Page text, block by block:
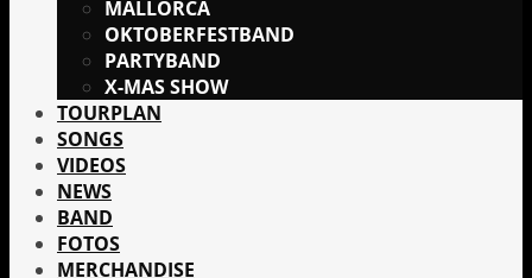
MALLORCA
OKTOBERFESTBAND
PARTYBAND
X-MAS SHOW
TOURPLAN
SONGS
VIDEOS
NEWS
BAND
FOTOS
MERCHANDISE